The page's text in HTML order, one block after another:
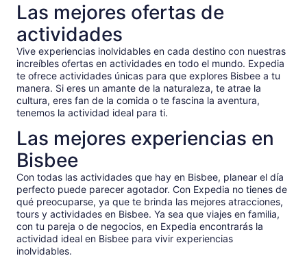
Las mejores ofertas de
actividades
Vive experiencias inolvidables en cada destino con nuestras
increíbles ofertas en actividades en todo el mundo. Expedia
te ofrece actividades únicas para que explores Bisbee a tu
manera. Si eres un amante de la naturaleza, te atrae la
cultura, eres fan de la comida o te fascina la aventura,
tenemos la actividad ideal para ti.
Las mejores experiencias en
Bisbee
Con todas las actividades que hay en Bisbee, planear el día
perfecto puede parecer agotador. Con Expedia no tienes de
qué preocuparse, ya que te brinda las mejores atracciones,
tours y actividades en Bisbee. Ya sea que viajes en familia,
con tu pareja o de negocios, en Expedia encontrarás la
actividad ideal en Bisbee para vivir experiencias
inolvidables.